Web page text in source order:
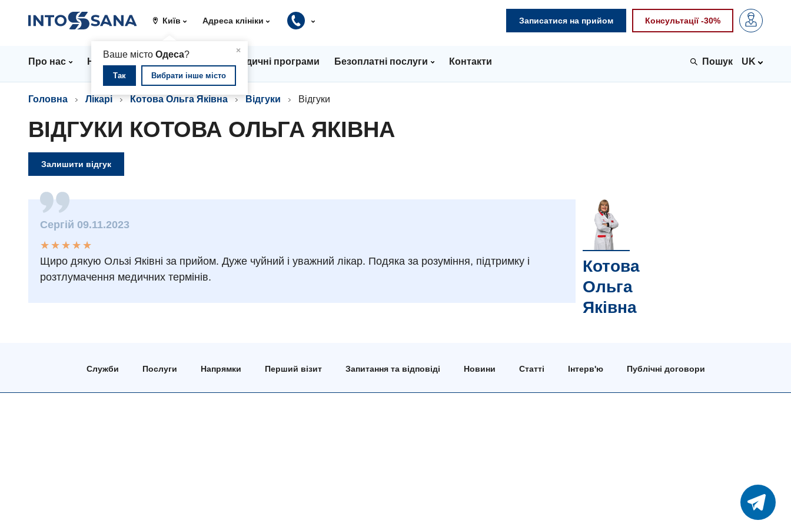
Київ
×
Ваше місто Одеса?
Так Вибрати інше місто
Адреса клініки Записатися на прийом Консультації -30%
Про нас Напрямки Ціни Медичні програми Безоплатні послуги Контакти UK
Головна Лікарі Котова Ольга Яківна Відгуки Відгуки
ВІДГУКИ КОТОВА ОЛЬГА ЯКІВНА
Залишити відгук
Сергій 09.11.2023
★
★
★
★
★
★ ★ ★ ★ ★
Щиро дякую Ользі Яківні за прийом. Дуже чуйний і уважний лікар. Подяка за розуміння, підтримку і
розтлумачення медичних термінів.
Котова
Ольга
Яківна
Служби Послуги Напрямки Перший візит Запитання та відповіді Новини Статті Інтерв'ю Публічні договори